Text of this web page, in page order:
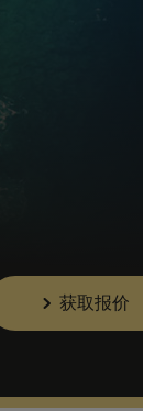
获取报价